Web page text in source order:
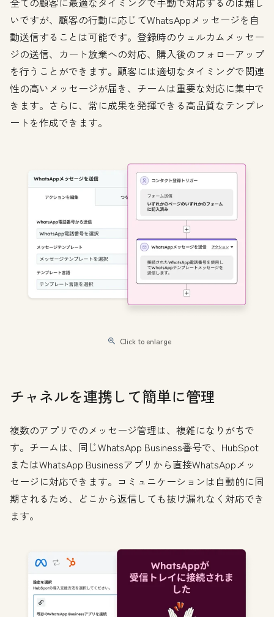
いですが、顧客の行動に応じてWhatsAppメッセージを自
動送信することは可能です。登録時のウェルカムメッセー
ジの送信、カート放棄への対応、購入後のフォローアップ
を行うことができます。顧客には適切なタイミングで関連
性の高いメッセージが届き、チームは重要な対応に集中で
きます。さらに、常に成果を発揮できる高品質なテンプレ
ートを作成できます。
Click to enlarge
チャネルを連携して簡単に管理
複数のアプリでのメッセージ管理は、複雑になりがちで
す。チームは、同じWhatsApp Business番号で、HubSpot
またはWhatsApp Businessアプリから直接WhatsAppメッ
セージに対応できます。コミュニケーションは自動的に同
期されるため、どこから返信しても抜け漏れなく対応でき
ます。